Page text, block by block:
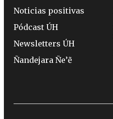
Noticias positivas
Pódcast ÚH
Newsletters ÚH
Ñandejara Ñe’ẽ